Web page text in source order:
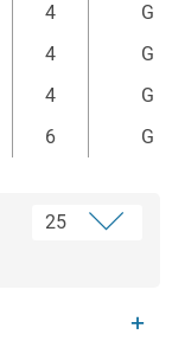
4
G
4
G
4
G
6 G